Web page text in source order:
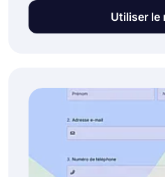
communication. Les
peuvent préparer ceUtiliser le